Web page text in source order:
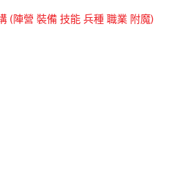
(陣營 裝備 技能 兵種 職業 附魔)